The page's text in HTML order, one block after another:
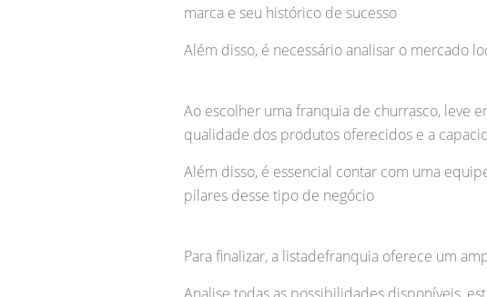
marca e seu histórico de sucesso
Além disso, é necessário analisar o mercado
Ao escolher uma franquia de churrasco, leve
qualidade dos produtos oferecidos e a
Além disso, é essencial contar com uma
pilares desse tipo de negócio
Para finalizar, a listadefranquia oferece um